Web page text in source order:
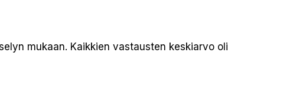
mukaan. Kaikkien vastausten keskiarvo oli